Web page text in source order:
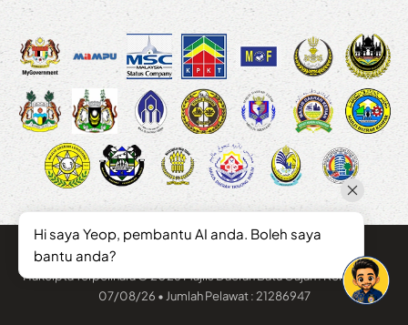
Hakcipta Terpelihara © 2026 Majlis Daerah Batu Gajah . Kemaskini :
07/08/26 • Jumlah Pelawat : 21286947
Hi saya Yeop, pembantu AI anda. Boleh saya
bantu anda?